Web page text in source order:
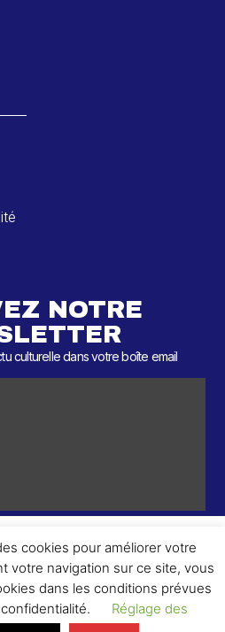
NOTRE
culturelle dans votre boîte email
– Tous droits réservés.
cookies pour améliorer votre
votre navigation sur ce site, vous
dans les conditions prévues
Réglage des